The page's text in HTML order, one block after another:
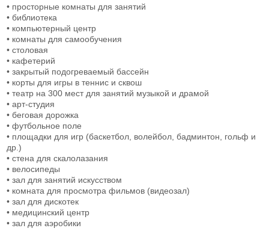
• просторные комнаты для занятий
• библиотека
• компьютерный центр
• комнаты для самообучения
• столовая
• кафетерий
• закрытый подогреваемый бассейн
• корты для игры в теннис и сквош
• театр на 300 мест для занятий музыкой и драмой
• арт-студия
• беговая дорожка
• футбольное поле
• площадки для игр (баскетбол, волейбол, бадминтон, гольф и
др.)
• стена для скалолазания
• велосипеды
• зал для занятий искусством
• комната для просмотра фильмов (видеозал)
• зал для дискотек
• медицинский центр
• зал для аэробики